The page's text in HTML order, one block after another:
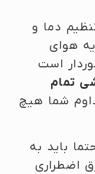
دما و
هوای
است
تمام
شما هیچ
باید به
اضطراری